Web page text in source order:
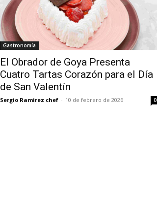
Gastronomía
El Obrador de Goya Presenta
Cuatro Tartas Corazón para el Día
de San Valentín
Sergio Ramirez chef - 10 de febrero de 2026 0